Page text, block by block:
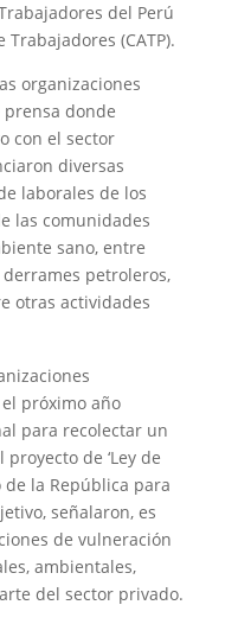
del Perú
Trabajadores (CATP).
organizaciones
donde
con el sector
diversas
laborales de los
las comunidades
sano, entre
petroleros,
otras actividades
próximo año
para recolectar un
de ‘Ley de
de la República para
señalaron, es
de vulneración
ambientales,
del sector privado.